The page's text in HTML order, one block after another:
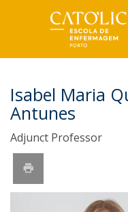
Isabel Maria
Antunes
Adjunct Professor